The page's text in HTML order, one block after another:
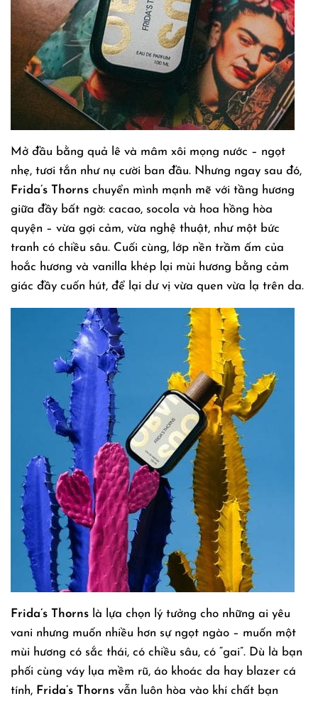
Mở đầu bằng quả lê và mâm xôi mọng nước – ngọt
nhẹ, tươi tắn như nụ cười ban đầu. Nhưng ngay sau đó,
Frida’s Thorns chuyển mình mạnh mẽ với tầng hương
giữa đầy bất ngờ: cacao, socola và hoa hồng hòa
quyện – vừa gợi cảm, vừa nghệ thuật, như một bức
tranh có chiều sâu. Cuối cùng, lớp nền trầm ấm của
hoắc hương và vanilla khép lại mùi hương bằng cảm
giác đầy cuốn hút, để lại dư vị vừa quen vừa lạ trên da.
Frida’s Thorns là lựa chọn lý tưởng cho những ai yêu
vani nhưng muốn nhiều hơn sự ngọt ngào – muốn một
mùi hương có sắc thái, có chiều sâu, có “gai”. Dù là bạn
phối cùng váy lụa mềm rũ, áo khoác da hay blazer cá
tính, Frida’s Thorns vẫn luôn hòa vào khí chất bạn